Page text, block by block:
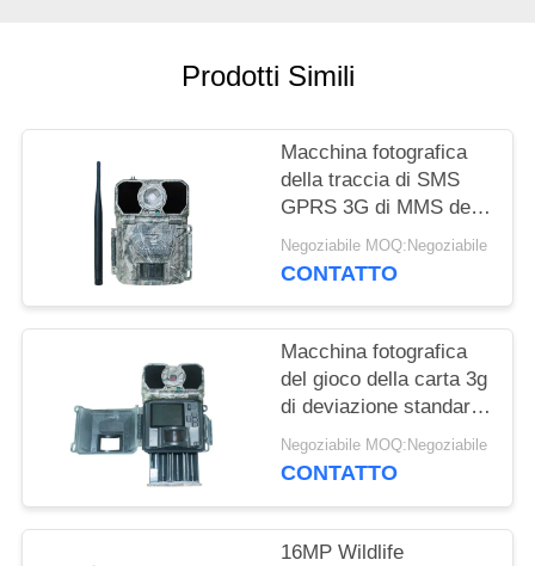
SITO
POLITICA
PRIVACY
Prodotti Simili
Macchina fotografica
della traccia di SMS
GPRS 3G di MMS della
trappola della foto per
ricerca di bloccaggio
Negoziabile MOQ:Negoziabile
CONTATTO
Macchina fotografica
del gioco della carta 3g
di deviazione standard
SDHC, macchina
fotografica
Negoziabile MOQ:Negoziabile
CONTATTO
16MP Wildlife